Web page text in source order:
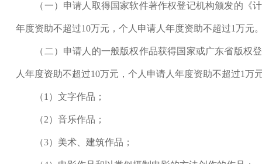
（一）申请人取得国家软件著作权登记机构颁发的《计
年度资助不超过10万元，个人申请人年度资助不超过1万元
（二）申请人的一般版权作品获得国家或广东省版权登
人年度资助不超过10万元，个人申请人年度资助不超过1万
（1）文字作品；
（2）音乐作品；
（3）美术、建筑作品；